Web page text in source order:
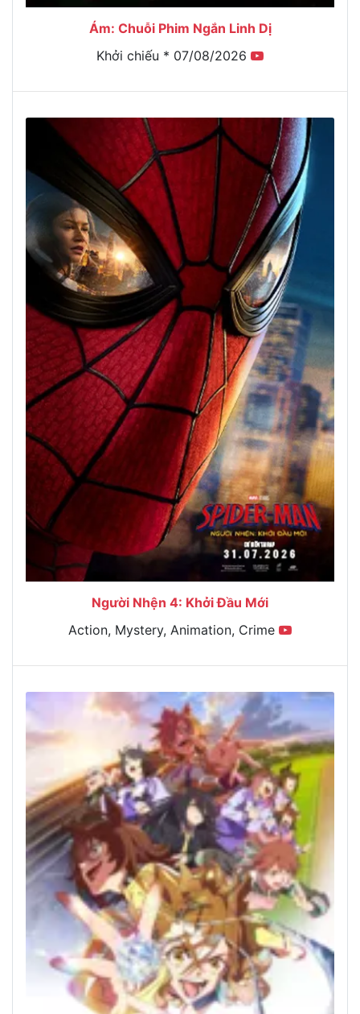
Ám: Chuỗi Phim Ngắn Linh Dị
Khởi chiếu * 07/08/2026
Người Nhện 4: Khởi Đầu Mới
Action, Mystery, Animation, Crime